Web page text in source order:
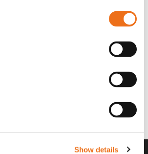
Show details
Lägg till i varukorg
8 R6/14 Rotor teeth 8t/6k 0Gr/8 R6/14